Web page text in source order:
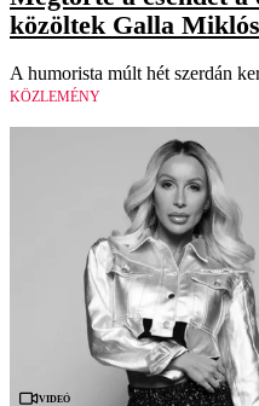
közöltek Galla
A humorista múlt hét szerdán
KÖZLEMÉNY
Videó